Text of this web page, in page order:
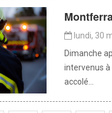
lundi, 30
Dimanche
intervenus
accolé...